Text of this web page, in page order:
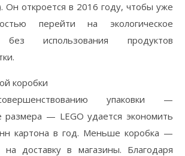
Он откроется в 2016 году, чтобы уже
перейти на экологическое
без использования продуктов
коробки
упаковки —
— LEGO удается экономить
картона в год. Меньше коробка —
доставку в магазины. Благодаря